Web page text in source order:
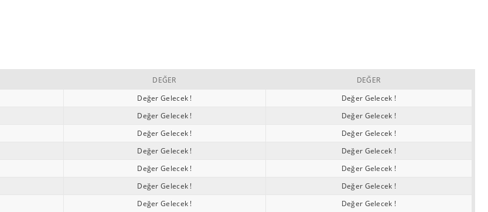
DEĞER
DEĞER
Değer Gelecek !
Değer Gelecek !
Değer Gelecek !
Değer Gelecek !
Değer Gelecek !
Değer Gelecek !
Değer Gelecek !
Değer Gelecek !
Değer Gelecek !
Değer Gelecek !
Değer Gelecek !
Değer Gelecek !
Değer Gelecek ! Değer Gelecek !